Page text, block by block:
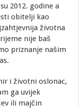
2012. godine a
obitelji kao
životna
nije baš
priznanje našim
i životni oslonac,
ga uvijek
ili majčin